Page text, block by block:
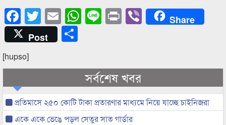
Facebook
Twitter
EmailWhatsApp
LinePrintViberShare
Post
[hupso]
সর্বশেষ খবর
প্রতিমাসে ২৫০ কোটি টাকা প্রতারণার মাধ্যমে নিয়ে যাচ্ছে চাইনিজরা
একে একে ভেঙে পড়ল সেতুর সাত গার্ডার